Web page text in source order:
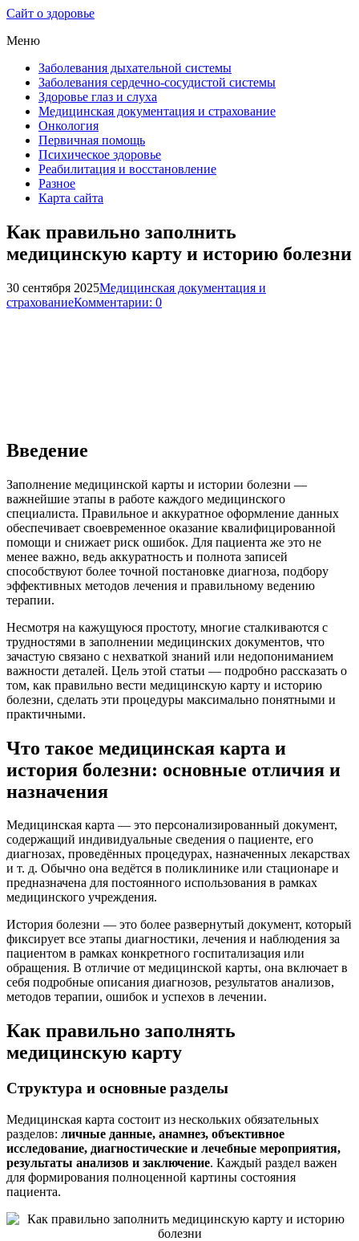
Сайт о здоровье
Меню
Заболевания дыхательной системы
Заболевания сердечно-сосудистой системы
Здоровье глаз и слуха
Медицинская документация и страхование
Онкология
Первичная помощь
Психическое здоровье
Реабилитация и восстановление
Разное
Карта сайта
Как правильно заполнить
медицинскую карту и историю болезни
30 сентября 2025Медицинская документация и
страхованиеКомментарии: 0
Введение
Заполнение медицинской карты и истории болезни —
важнейшие этапы в работе каждого медицинского
специалиста. Правильное и аккуратное оформление данных
обеспечивает своевременное оказание квалифицированной
помощи и снижает риск ошибок. Для пациента же это не
менее важно, ведь аккуратность и полнота записей
способствуют более точной постановке диагноза, подбору
эффективных методов лечения и правильному ведению
терапии.
Несмотря на кажущуюся простоту, многие сталкиваются с
трудностями в заполнении медицинских документов, что
зачастую связано с нехваткой знаний или недопониманием
важности деталей. Цель этой статьи — подробно рассказать о
том, как правильно вести медицинскую карту и историю
болезни, сделать эти процедуры максимально понятными и
практичными.
Что такое медицинская карта и
история болезни: основные отличия и
назначения
Медицинская карта — это персонализированный документ,
содержащий индивидуальные сведения о пациенте, его
диагнозах, проведённых процедурах, назначенных лекарствах
и т. д. Обычно она ведётся в поликлинике или стационаре и
предназначена для постоянного использования в рамках
медицинского учреждения.
История болезни — это более развернутый документ, который
фиксирует все этапы диагностики, лечения и наблюдения за
пациентом в рамках конкретного госпитализация или
обращения. В отличие от медицинской карты, она включает в
себя подробные описания диагнозов, результатов анализов,
методов терапии, ошибок и успехов в лечении.
Как правильно заполнять
медицинскую карту
Структура и основные разделы
Медицинская карта состоит из нескольких обязательных
разделов: личные данные, анамнез, объективное
исследование, диагностические и лечебные мероприятия,
результаты анализов и заключение. Каждый раздел важен
для формирования полноценной картины состояния
пациента.